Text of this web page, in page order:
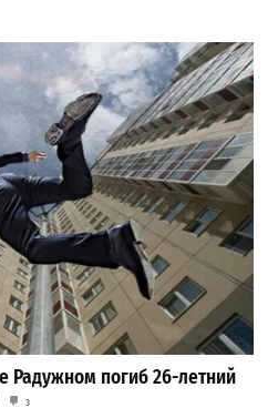
Радужном погиб 26-летний
3